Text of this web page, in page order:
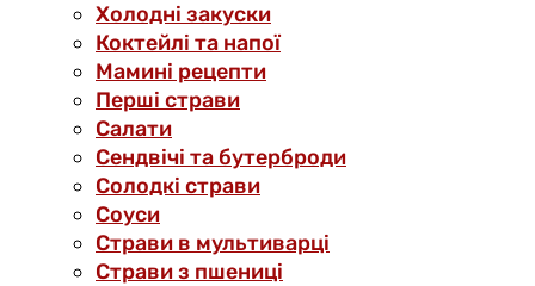
Холодні закуски
Коктейлі та напої
Мамині рецепти
Перші страви
Салати
Сендвічі та бутерброди
Солодкі страви
Соуси
Страви в мультиварці
Страви з пшениці